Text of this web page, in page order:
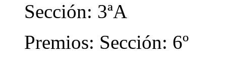
Sección: 3ªA
Premios: Sección: 6º